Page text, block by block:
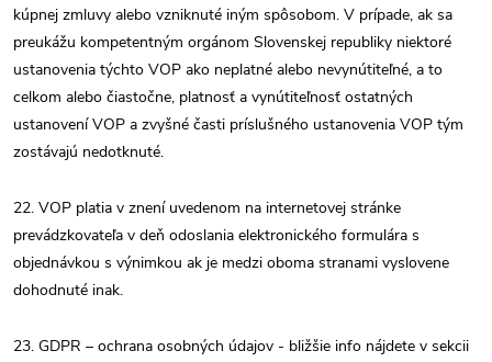
kúpnej zmluvy alebo vzniknuté iným spôsobom. V prípade, ak sa
preukážu kompetentným orgánom Slovenskej republiky niektoré
ustanovenia týchto VOP ako neplatné alebo nevynútiteľné, a to
celkom alebo čiastočne, platnosť a vynútiteľnosť ostatných
ustanovení VOP a zvyšné časti príslušného ustanovenia VOP tým
zostávajú nedotknuté.
22. VOP platia v znení uvedenom na internetovej stránke
prevádzkovateľa v deň odoslania elektronického formulára s
objednávkou s výnimkou ak je medzi oboma stranami vyslovene
dohodnuté inak.
23. GDPR – ochrana osobných údajov - bližšie info nájdete v sekcii